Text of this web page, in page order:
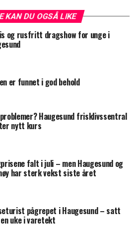
KAN DU OGSÅ LIKE
og rusfritt dragshow for unge i
er funnet i god behold
Haugesund frisklivssentral
nytt kurs
falt i juli – men Haugesund og
har sterk vekst siste året
pågrepet i Haugesund – satt
uke i varetekt